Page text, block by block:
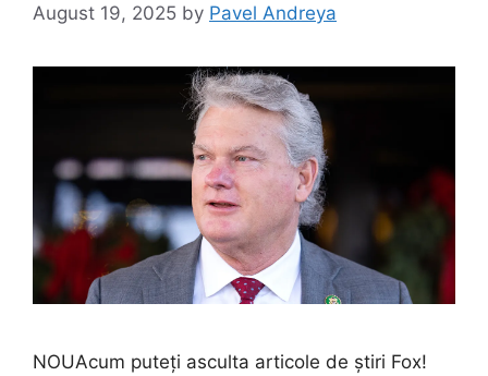
August 19, 2025 by Pavel Andreya
NOUAcum puteți asculta articole de știri Fox!